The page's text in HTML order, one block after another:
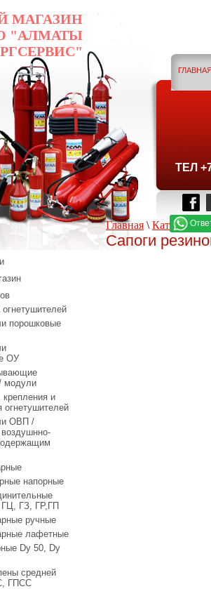
ТЕЛ
МАГАЗИН
"АЛМАТЫ
Главная \ Каталог
Сапоги
порошковые
ОУ
модули
и
огнетушителей
ОВП /
напорные
ГЗ, ГР,ГП
ручные
лафетные
Dy 50, Dy
средней
ГПСС